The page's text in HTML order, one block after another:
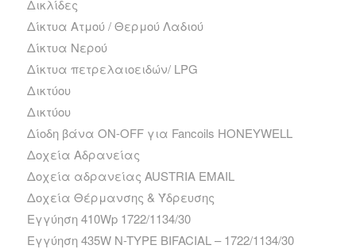
Δικλίδες
Δίκτυα Ατμού / Θερμού Λαδιού
Δίκτυα Νερού
Δίκτυα πετρελαιοειδών/ LPG
Δικτύου
Δικτύου
Δίοδη βάνα ΟΝ-ΟFF για Fancoils HONEYWELL
Δοχεία Αδρανείας
Δοχεία αδρανείας AUSTRIA EMAIL
Δοχεία Θέρμανσης & Ύδρευσης
Εγγύηση 410Wp 1722/1134/30
Εγγύηση 435W N-TYPE BIFACIAL – 1722/1134/30